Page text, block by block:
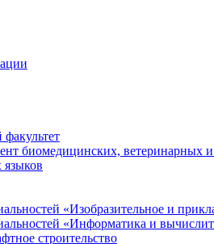
биомедицинских, ветеринарных
«Изобразительное и
«Информатика и
строительство